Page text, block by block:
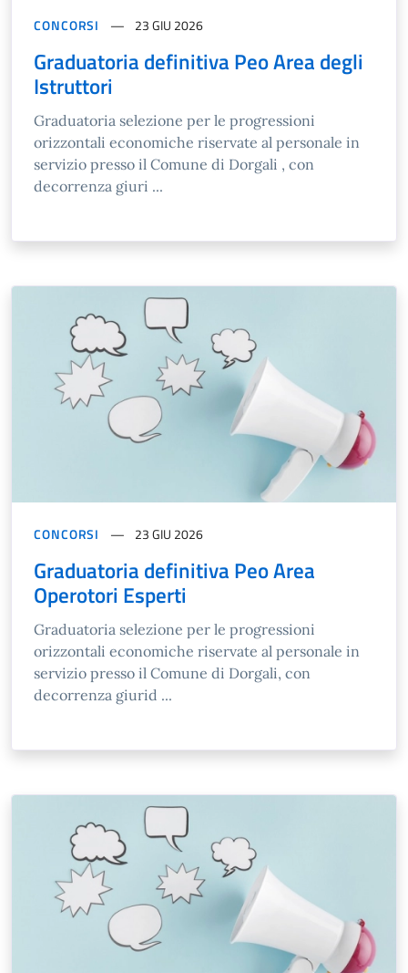
CONCORSI 23 GIU 2026
Graduatoria definitiva Peo Area degli
Istruttori
Graduatoria selezione per le progressioni
orizzontali economiche riservate al personale in
servizio presso il Comune di Dorgali , con
decorrenza giuri ...
CONCORSI 23 GIU 2026
Graduatoria definitiva Peo Area
Operotori Esperti
Graduatoria selezione per le progressioni
orizzontali economiche riservate al personale in
servizio presso il Comune di Dorgali, con
decorrenza giurid ...